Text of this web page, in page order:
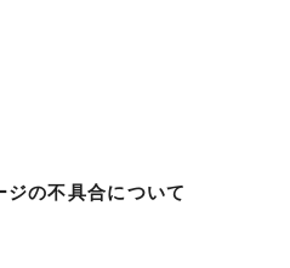
ジの不具合について